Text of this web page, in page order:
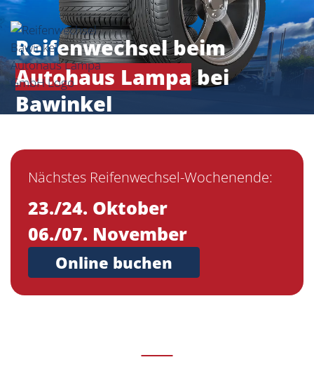
Reifenwechsel beim
Autohaus Lampabei
Bawinkel
Nächstes Reifenwechsel-Wochenende:
23./24. Oktober
06./07. November
Online buchen